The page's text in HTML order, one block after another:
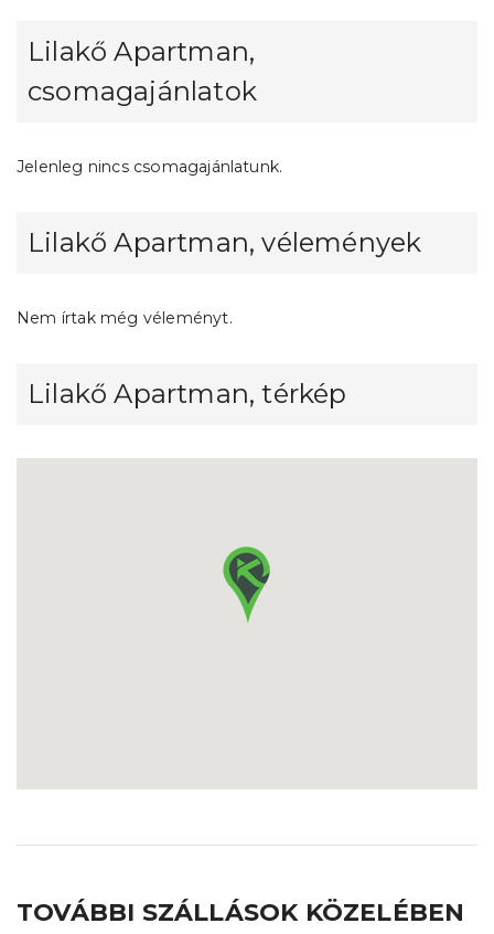
Lilakő Apartman,
csomagajánlatok
Jelenleg nincs csomagajánlatunk.
Lilakő Apartman, vélemények
Nem írtak még véleményt.
Lilakő Apartman, térkép
TOVÁBBI SZÁLLÁSOK KÖZELÉBEN